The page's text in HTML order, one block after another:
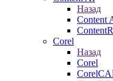
Назад
Content
Corel
Назад
Corel